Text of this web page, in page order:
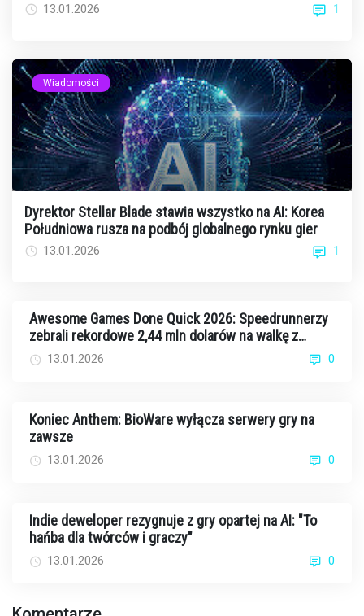
13.01.2026 1
Wiadomości
Dyrektor Stellar Blade stawia wszystko na AI: Korea
Południowa rusza na podbój globalnego rynku gier
13.01.2026 1
Awesome Games Done Quick 2026: Speedrunnerzy
zebrali rekordowe 2,44 mln dolarów na walkę z
rakiem13.01.2026 0
Koniec Anthem: BioWare wyłącza serwery gry na
zawsze
13.01.2026 0
Indie deweloper rezygnuje z gry opartej na AI: "To
hańba dla twórców i graczy"
13.01.2026 0